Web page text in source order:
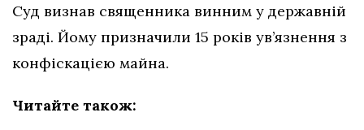
Суд визнав священника винним у державній
зраді. Йому призначили 15 років ув’язнення з
конфіскацією майна.
Читайте також: